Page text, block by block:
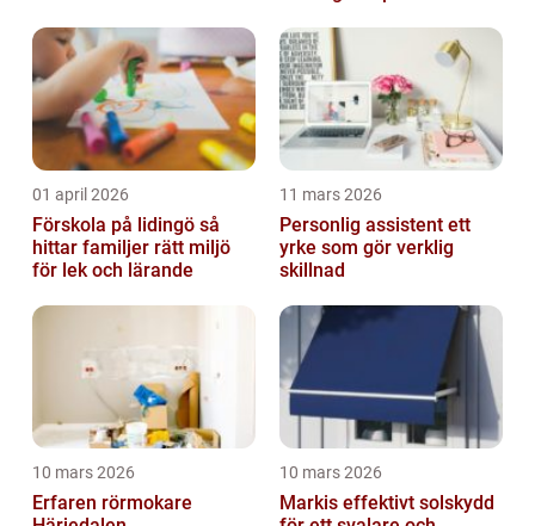
01 april 2026
Förskola på lidingö så
hittar familjer rätt miljö
för lek och lärande
11 mars 2026
Personlig assistent ett
yrke som gör verklig
skillnad
10 mars 2026
Erfaren rörmokare
10 mars 2026
Markis effektivt solskydd